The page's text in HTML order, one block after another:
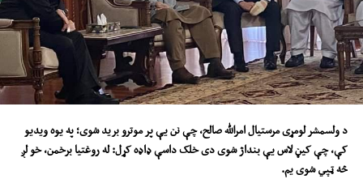
د ولسمشر لومړی مرستیال امرالله صالح، چې نن یې پر موترو برید شوی؛پهیوهویدیو
کې، چې کیڼ لاس یې بنداژ شوی دی خلک داسېډاډه کړل:له روغتیا برخمن، خو لږ
څه ټپيشوییم.